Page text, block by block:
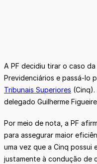
A PF decidiu tirar o caso da
Previdenciários e passá-lo
Tribunais Superiores
delegado Guilherme
Por meio de nota, a PF
para assegurar maior
uma vez que a Cinq possui
justamente à condução de